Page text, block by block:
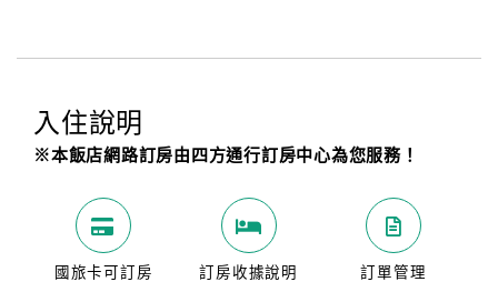
入住說明
※本飯店網路訂房由四方通行訂房中心為您服務！
國旅卡可訂房 訂房收據說明 訂單管理